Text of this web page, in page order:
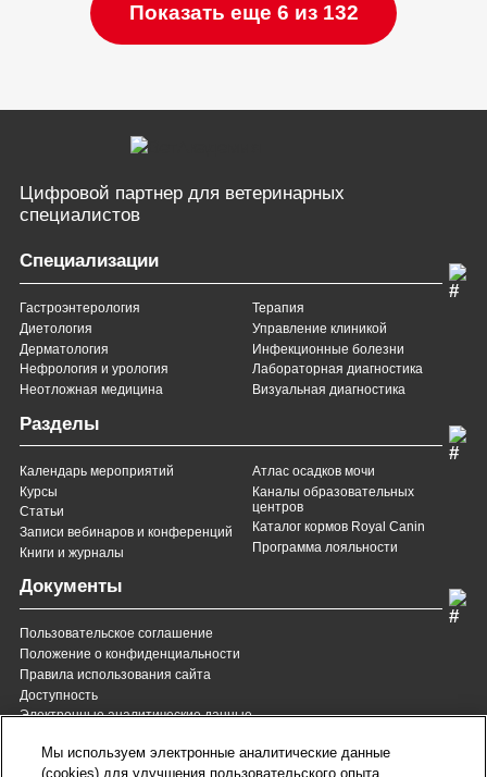
Показать еще 6 из 132
Цифровой партнер для ветеринарных
специалистов
Специализации
Гастроэнтерология
Диетология
Дерматология
Нефрология и урология
Неотложная медицина
Терапия
Управление клиникой
Инфекционные болезни
Лабораторная диагностика
Визуальная диагностика
Разделы
Календарь мероприятий
Курсы
Статьи
Записи вебинаров и конференций
Книги и журналы
Атлас осадков мочи
Каналы образовательных
центров
Каталог кормов Royal Canin
Программа лояльности
Документы
Пользовательское соглашение
Положение о конфиденциальности
Правила использования сайта
Доступность
Электронные аналитические данные
8 (800) 200-37-35
Служба Заботы для России
8 (820) 007-137-35
Служба Заботы для
Мы используем электронные аналитические данные
(cookies) для улучшения пользовательского опыта,